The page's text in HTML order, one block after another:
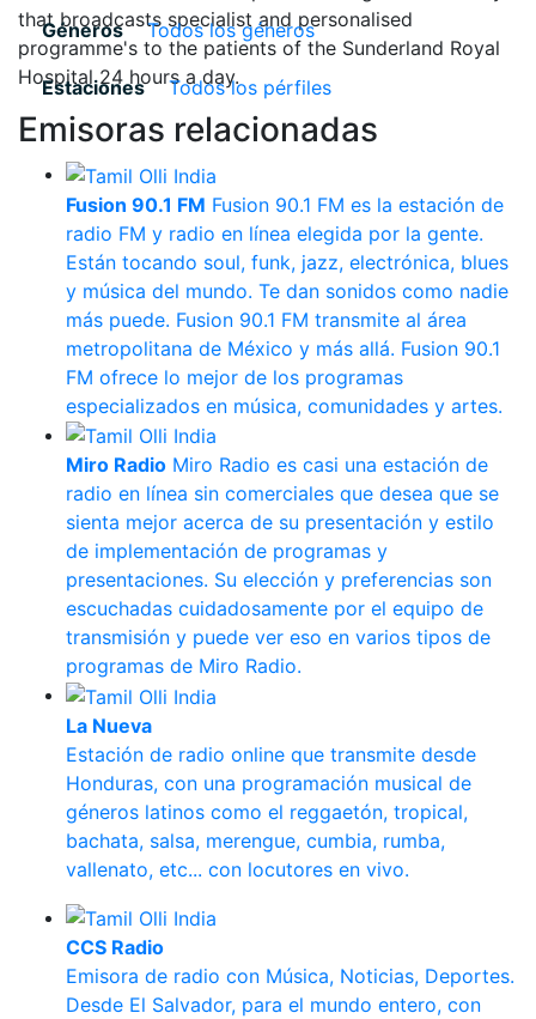
Géneros Todos los géneros
Estaciones Todos los pérfiles
that broadcasts specialist and personalised
programme's to the patients of the Sunderland Royal
Hospital 24 hours a day.
Emisoras relacionadas
Fusion 90.1 FM Fusion 90.1 FM es la estación de
radio FM y radio en línea elegida por la gente.
Están tocando soul, funk, jazz, electrónica, blues
y música del mundo. Te dan sonidos como nadie
más puede. Fusion 90.1 FM transmite al área
metropolitana de México y más allá. Fusion 90.1
FM ofrece lo mejor de los programas
especializados en música, comunidades y artes.
Miro Radio Miro Radio es casi una estación de
radio en línea sin comerciales que desea que se
sienta mejor acerca de su presentación y estilo
de implementación de programas y
presentaciones. Su elección y preferencias son
escuchadas cuidadosamente por el equipo de
transmisión y puede ver eso en varios tipos de
programas de Miro Radio.
La Nueva
Estación de radio online que transmite desde
Honduras, con una programación musical de
géneros latinos como el reggaetón, tropical,
bachata, salsa, merengue, cumbia, rumba,
vallenato, etc... con locutores en vivo.
CCS Radio
Emisora de radio con Música, Noticias, Deportes.
Desde El Salvador, para el mundo entero, con